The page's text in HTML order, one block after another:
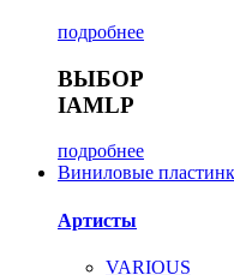
подробнее
ВЫБОР
IAMLP
подробнее
Виниловые
Артисты
VARIOUS